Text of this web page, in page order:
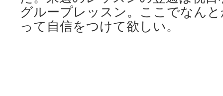
グループレッスン。ここでなん
って自信をつけて欲しい。